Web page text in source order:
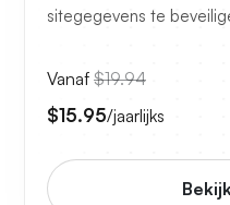
sitegegevens te
Vanaf $19.94
$15.95/jaarlijks